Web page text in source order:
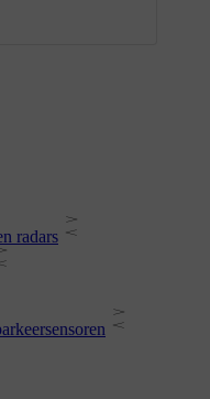
radars